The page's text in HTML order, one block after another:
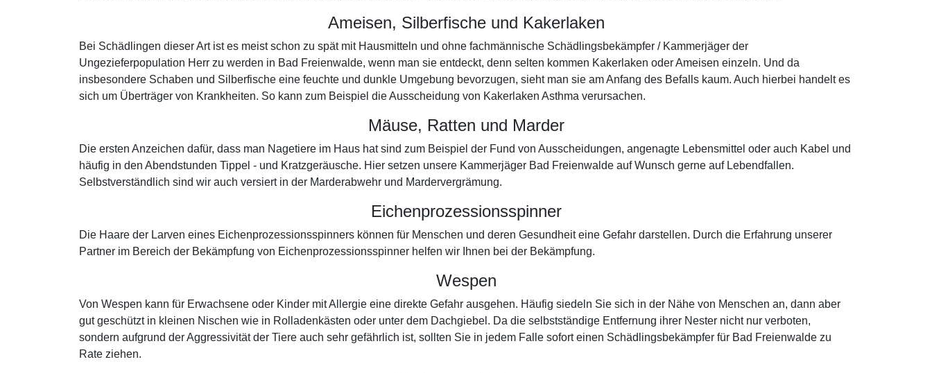
Ameisen, Silberfische und Kakerlaken
Bei Schädlingen dieser Art ist es meist schon zu spät mit Hausmitteln und ohne fachmännische Schädlingsbekämpfer / Kammerjäger der
Ungezieferpopulation Herr zu werden in Bad Freienwalde, wenn man sie entdeckt, denn selten kommen Kakerlaken oder Ameisen einzeln. Und da
insbesondere Schaben und Silberfische eine feuchte und dunkle Umgebung bevorzugen, sieht man sie am Anfang des Befalls kaum. Auch hierbei handelt es
sich um Überträger von Krankheiten. So kann zum Beispiel die Ausscheidung von Kakerlaken Asthma verursachen.
Mäuse, Ratten und Marder
Die ersten Anzeichen dafür, dass man Nagetiere im Haus hat sind zum Beispiel der Fund von Ausscheidungen, angenagte Lebensmittel oder auch Kabel und
häufig in den Abendstunden Tippel - und Kratzgeräusche. Hier setzen unsere Kammerjäger Bad Freienwalde auf Wunsch gerne auf Lebendfallen.
Selbstverständlich sind wir auch versiert in der Marderabwehr und Mardervergrämung.
Eichenprozessionsspinner
Die Haare der Larven eines Eichenprozessionsspinners können für Menschen und deren Gesundheit eine Gefahr darstellen. Durch die Erfahrung unserer
Partner im Bereich der Bekämpfung von Eichenprozessionsspinner helfen wir Ihnen bei der Bekämpfung.
Wespen
Von Wespen kann für Erwachsene oder Kinder mit Allergie eine direkte Gefahr ausgehen. Häufig siedeln Sie sich in der Nähe von Menschen an, dann aber
gut geschützt in kleinen Nischen wie in Rolladenkästen oder unter dem Dachgiebel. Da die selbstständige Entfernung ihrer Nester nicht nur verboten,
sondern aufgrund der Aggressivität der Tiere auch sehr gefährlich ist, sollten Sie in jedem Falle sofort einen Schädlingsbekämpfer für Bad Freienwalde zu
Rate ziehen.